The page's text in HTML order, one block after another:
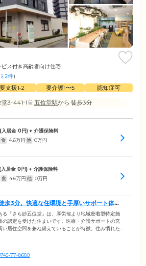
ビス付き高齢者向け住宅
2件)
要支援1•2 要介護1〜5
認知症可
3-441-1
五位堂駅から 徒歩3分
(入居金 0円) + 介護保険料
食 4.6万円 他 0万円
(入居金 0円) + 介護保険料
食 4.6万円 他 0万円
歩3分。快適な住環境と手厚いサポート体制
す
る「さら紗五位堂」は、厚労省より地域密着型特定施
の認定を受けた住まいです。医療・介護サポートの充
い居住空間を兼ね備えていることが特徴。住み慣れた
ホテルのような高級感と居心地のよさを実現。明るく
意しています。その日の気分に合わせて、お好きな
77-8680